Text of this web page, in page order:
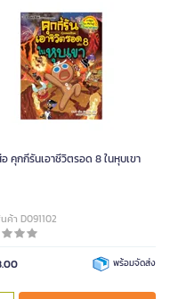
คุกกี้รันเอาชีวิตรอด 8 ในหุบเขา
ค้า D091102
พร้อมจัดส่ง